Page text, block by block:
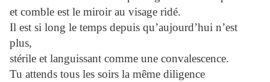
et comble est le miroir au visage ridé.
Il est si long le temps depuis qu’aujourd’hui n’est
plus,
stérile et languissant comme une convalescence.
Tu attends tous les soirs la même diligence